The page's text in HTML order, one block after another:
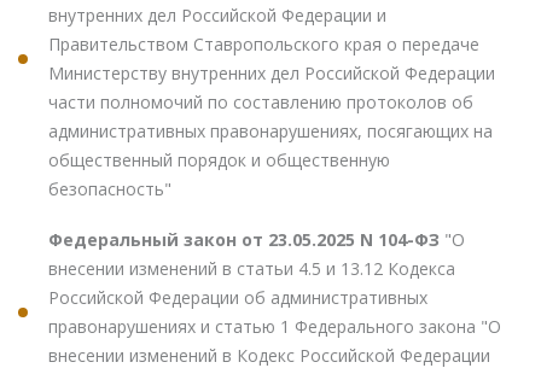
внутренних дел Российской Федерации и
Правительством Ставропольского края о передаче
Министерству внутренних дел Российской Федерации
части полномочий по составлению протоколов об
административных правонарушениях, посягающих на
общественный порядок и общественную
безопасность"
Федеральный закон от 23.05.2025 N 104-ФЗ "О
внесении изменений в статьи 4.5 и 13.12 Кодекса
Российской Федерации об административных
правонарушениях и статью 1 Федерального закона "О
внесении изменений в Кодекс Российской Федерации